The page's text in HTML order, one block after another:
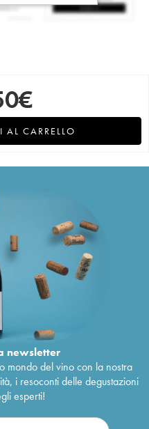
€
CARRELLO
newsletter
mondo del vino con la nostra
i resoconti delle degustazioni
esperti!